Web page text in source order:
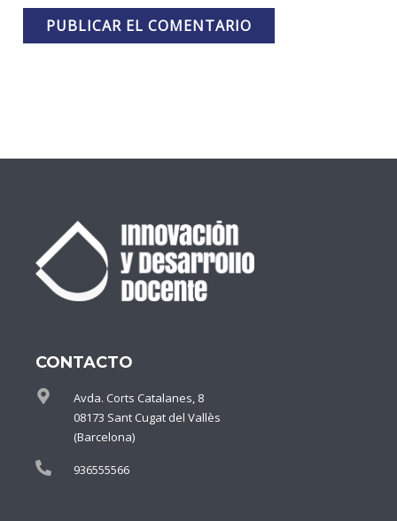
CONTACTO
Avda. Corts Catalanes, 8
08173 Sant Cugat del Vallès
(Barcelona)
936555566